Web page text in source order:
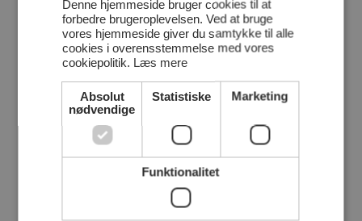
Følg med på Facebook
Stensballegaard Golfklub
Denne hjemmeside bruger cookies til at
forbedre brugeroplevelsen. Ved at bruge
vores hjemmeside giver du samtykke til alle
cookies i overensstemmelse med vores
cookiepolitik. Læs mere
Absolut
nødvendige
Statistiske Marketing
Funktionalitet